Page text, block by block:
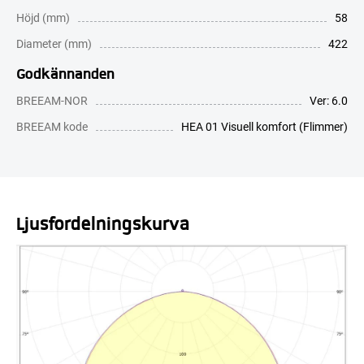
Höjd (mm)
58
Diameter (mm)
422
Godkännanden
BREEAM-NOR
Ver: 6.0
BREEAM kode
HEA 01 Visuell komfort (Flimmer)
Ljusfördelningskurva